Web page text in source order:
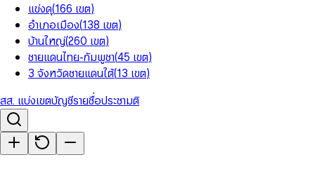
แข่งดุ(166 เขต)
อำเภอเมือง(138 เขต)
บ้านใหญ่(260 เขต)
ชายแดนไทย-กัมพูชา(45 เขต)
3 จังหวัดชายแดนใต้(13 เขต)
สส. แบ่งเขตบัญชีรายชื่อประชามติ